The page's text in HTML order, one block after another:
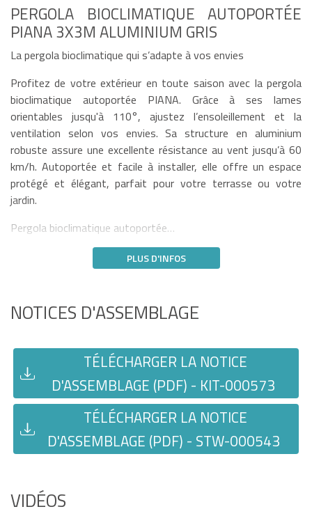
PERGOLA BIOCLIMATIQUE AUTOPORTÉE
PIANA 3X3M ALUMINIUM GRIS
La pergola bioclimatique qui s’adapte à vos envies
Profitez de votre extérieur en toute saison avec la pergola
bioclimatique autoportée PIANA. Grâce à ses lames
orientables jusqu'à 110°, ajustez l’ensoleillement et la
ventilation selon vos envies. Sa structure en aluminium
robuste assure une excellente résistance au vent jusqu’à 60
km/h. Autoportée et facile à installer, elle offre un espace
protégé et élégant, parfait pour votre terrasse ou votre
jardin.
Pergola bioclimatique autoportée…
PLUS D'INFOS
NOTICES D'ASSEMBLAGE
TÉLÉCHARGER LA NOTICE
D'ASSEMBLAGE (PDF) - KIT-000573
TÉLÉCHARGER LA NOTICE
D'ASSEMBLAGE (PDF) - STW-000543
VIDÉOS